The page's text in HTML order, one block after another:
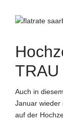
Auch in
Januar wieder
auf der